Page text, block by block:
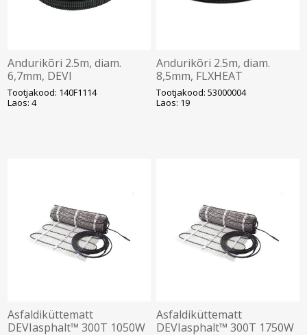
Andurikõri 2.5m, diam.
6,7mm, DEVI
Tootjakood: 140F1114
Laos: 4
Andurikõri 2.5m, diam.
8,5mm, FLXHEAT
Tootjakood: 53000004
Laos: 19
Asfaldiküttematt
DEVIasphalt™ 300T 1050W
Asfaldiküttematt
DEVIasphalt™ 300T 1750W